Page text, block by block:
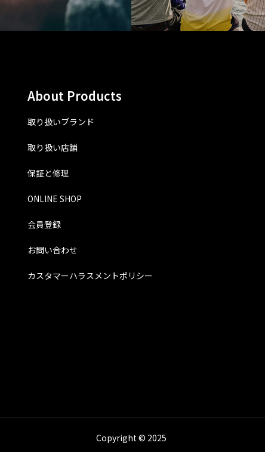
About Products
取り扱いブランド
取り扱い店舗
保証と修理
ONLINE SHOP
会員登録
お問い合わせ
カスタマーハラスメントポリシー
Copyright © 2025